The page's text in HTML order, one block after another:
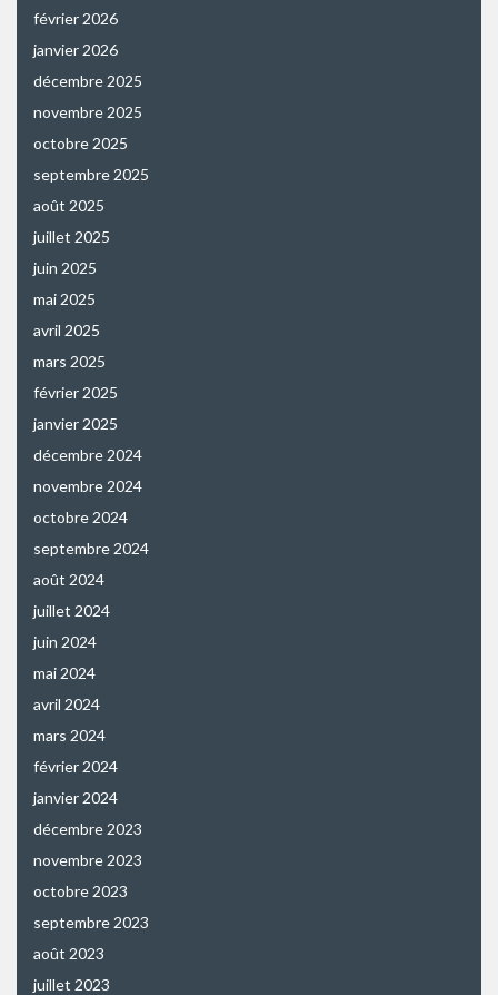
février 2026
janvier 2026
décembre 2025
novembre 2025
octobre 2025
septembre 2025
août 2025
juillet 2025
juin 2025
mai 2025
avril 2025
mars 2025
février 2025
janvier 2025
décembre 2024
novembre 2024
octobre 2024
septembre 2024
août 2024
juillet 2024
juin 2024
mai 2024
avril 2024
mars 2024
février 2024
janvier 2024
décembre 2023
novembre 2023
octobre 2023
septembre 2023
août 2023
juillet 2023